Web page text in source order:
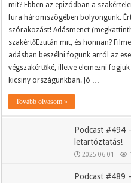
mit? Ebben az epizódban a
fura háromszögében bolyongunk.
szórakozást! Adásmenet
szakértőEzután mit, és honnan?
adásban beszélni fogunk arról az
végszakértőké, illetve elemezni
kicsiny országunkban. Jó …
Tovább olvasom »
Podcast #494
letartóztatás!
2025-06-01
Podcast #489